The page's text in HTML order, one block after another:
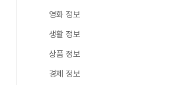
영화 정보
생활 정보
상품 정보
경제 정보